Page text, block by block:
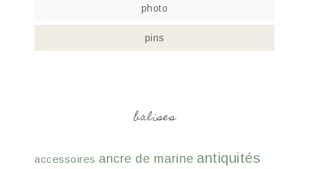
photo
pins
balises
accessoires ancre de marine antiquités